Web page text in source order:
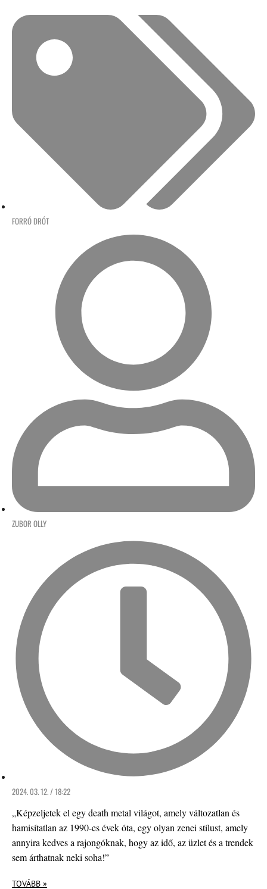
FORRÓ DRÓT
ZUBOR OLLY
2024. 03. 12. / 18:22
„Képzeljetek el egy death metal világot, amely változatlan és
hamisítatlan az 1990-es évek óta, egy olyan zenei stílust, amely
annyira kedves a rajongóknak, hogy az idő, az üzlet és a trendek
sem árthatnak neki soha!”
TOVÁBB »